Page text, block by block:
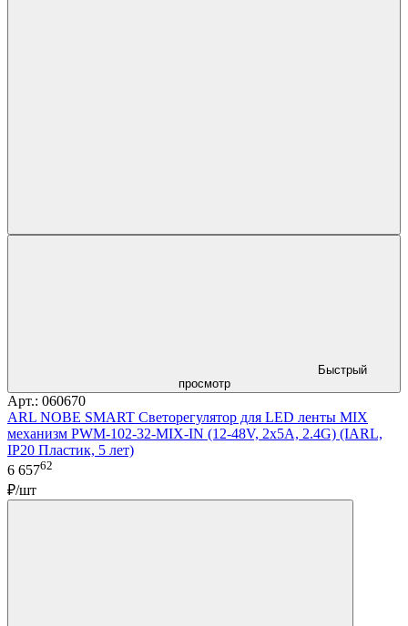
Быстрый
просмотр
Арт.: 060670
ARL NOBE SMART Светорегулятор для LED ленты MIX
механизм PWM-102-32-MIX-IN (12-48V, 2x5A, 2.4G) (IARL,
IP20 Пластик, 5 лет)
6 65762
₽/шт